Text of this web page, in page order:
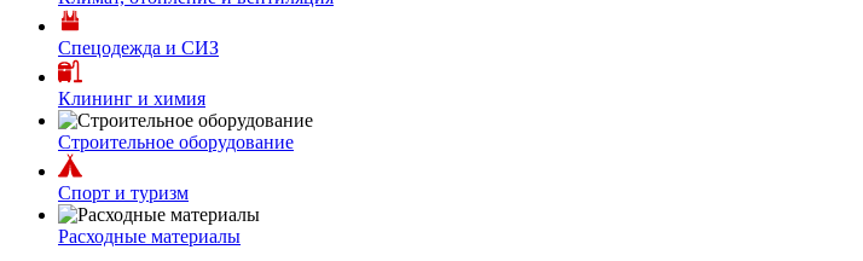
Спецодежда и СИЗ
Клининг и химия
Строительное оборудование
Спорт и туризм
Расходные материалы